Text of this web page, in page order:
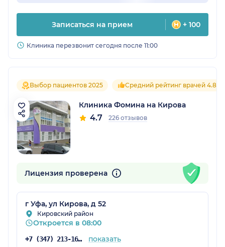
Записаться на прием + 100
Клиника перезвонит сегодня после 11:00
Выбор пациентов 2025 Средний рейтинг врачей 4.8
Клиника Фомина на Кирова
4.7 226 отзывов
Лицензия проверена
г Уфа, ул Кирова, д 52
Кировский район
Откроется в 08:00
+7 (347) 213-16-75 показать